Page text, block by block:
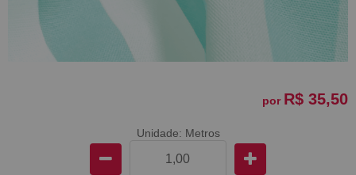
por R$ 35,50
Unidade: Metros